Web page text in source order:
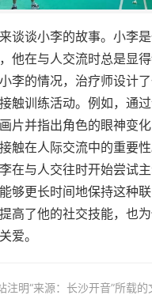
谈谈小李的故事。小李
他在与人交流时总是显
李的情况，治疗师设计
触训练活动。例如，通
片并指出角色的眼神变
触在人际交流中的重要
在与人交往时开始尝试
够更长时间地保持这种
高了他的社交技能，也
爱。
注明“来源：长沙开音”所载的